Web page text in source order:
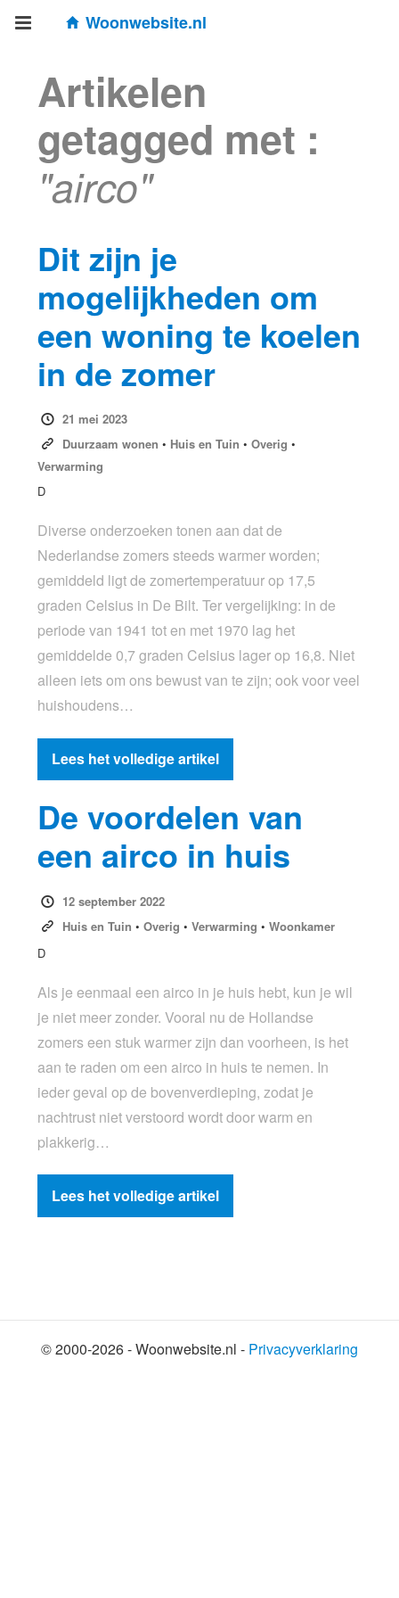
Woonwebsite.nl
Artikelen
getagged met :
"airco"
Dit zijn je
mogelijkheden om
een woning te koelen
in de zomer
21 mei 2023
Duurzaam wonen • Huis en Tuin • Overig •
Verwarming
D
Diverse onderzoeken tonen aan dat de
Nederlandse zomers steeds warmer worden;
gemiddeld ligt de zomertemperatuur op 17,5
graden Celsius in De Bilt. Ter vergelijking: in de
periode van 1941 tot en met 1970 lag het
gemiddelde 0,7 graden Celsius lager op 16,8. Niet
alleen iets om ons bewust van te zijn; ook voor veel
huishoudens…
Lees het volledige artikel
De voordelen van
een airco in huis
12 september 2022
Huis en Tuin • Overig • Verwarming • Woonkamer
D
Als je eenmaal een airco in je huis hebt, kun je wil
je niet meer zonder. Vooral nu de Hollandse
zomers een stuk warmer zijn dan voorheen, is het
aan te raden om een airco in huis te nemen. In
ieder geval op de bovenverdieping, zodat je
nachtrust niet verstoord wordt door warm en
plakkerig…
Lees het volledige artikel
© 2000-2026 - Woonwebsite.nl - Privacyverklaring